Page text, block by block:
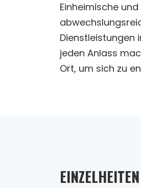
Einheimische
Dienstleistungen
jeden Anlass
Ort, um sich zu
EINZELHEITEN